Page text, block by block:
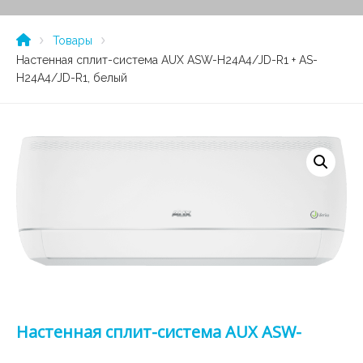
Товары
Настенная сплит-система AUX ASW-H24A4/JD-R1 + AS-
H24A4/JD-R1, белый
Настенная сплит-система AUX ASW-